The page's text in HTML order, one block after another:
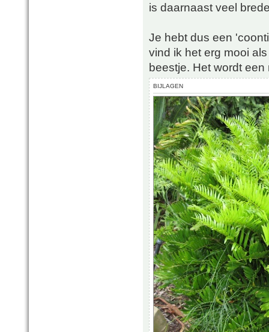
is daarnaast veel
Je hebt dus een
vind ik het erg mooi
beestje. Het wordt
BIJLAGEN